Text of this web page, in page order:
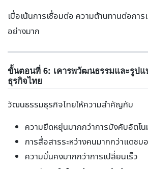
เมื่อเน้นการเชื่อมต่อ ความต้านทานต่อกา
อย่างมาก
ขั้นตอนที่ 6: เคารพวัฒนธรรมและรูปแ
ธุรกิจไทย
วัฒนธรรมธุรกิจไทยให้ความสำคัญกับ
ความยืดหยุ่นมากกว่าการบังคับอัตโ
การสื่อสารระหว่างคนมากกว่าแดชบ
ความมั่นคงมากกว่าการเปลี่ยนเร็ว